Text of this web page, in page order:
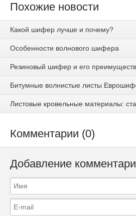
Похожие новости
Какой шифер лучше и почему?
Особенности волнового шифера
Резиновый шифер и его
Битумные волнистые листы
Листовые кровельные материалы:
Комментарии (0)
Добавление